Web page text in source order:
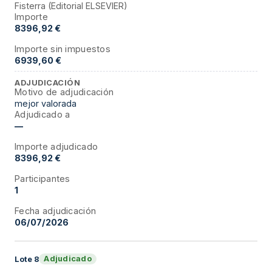
Fisterra (Editorial ELSEVIER)
Importe
8396,92 €
Importe sin impuestos
6939,60 €
ADJUDICACIÓN
Motivo de adjudicación
mejor valorada
Adjudicado a
—
Importe adjudicado
8396,92 €
Participantes
1
Fecha adjudicación
06/07/2026
Lote 8 Adjudicado